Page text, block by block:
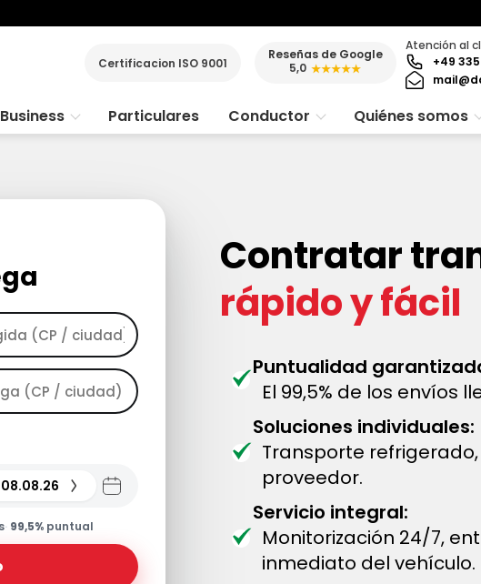
Certificacion ISO 9001
Reseñas de Google
5,0 ★★★★★
Atención al
+49
Business Particulares Conductor Quiénes somos
· 99,5%puntual
Contratar
rápido y fácil
Puntualidad
El 99,5% de los envíos
Soluciones individuales:
Transporte
proveedor.
Servicio integral:
Monitorización 24/7,
inmediato del vehículo.